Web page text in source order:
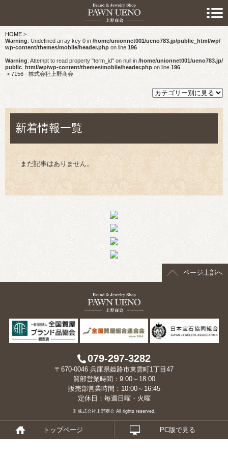
HOME >
Warning: Undefined array key 0 in /home/unionnet001/ueno783.jp/public_html/wp/
wp-content/themes/mobile/header.php on line 196
Warning: Attempt to read property "term_id" on null in /home/unionnet001/ueno783.jp/
public_html/wp/wp-content/themes/mobile/header.phpon line196
> 7156 - 株式会社上野商会
新着情報一覧
まだ記事はありません。
ページ上部へ
079-297-3282
〒670-0046 兵庫県姫路市東雲町1丁目47
質部営業時間：9:00～18:00
販売部営業時間：10:00～16:45
定休日：毎週日曜・火曜
© 株式会社上野商会 All rights reserved.
トップページ PC版で見る
> 初めての方へ
> 預けたい方
> 売りたい方
> 買いたい方
> 取り扱い品目
> スタッフおすすめ情報
> お知らせ
> キャンペーン情報
> 会社概要
> アクセス
> よくあるご質問
> ホーム
> 古物営業法に基づく表示
> プライバシーポリシー
> お問い合わせ